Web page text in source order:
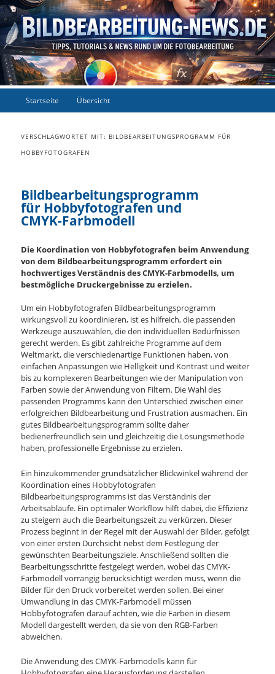
Skip to primary content
Skip to secondary content
Startseite Übersicht
VERSCHLAGWORTET MIT: BILDBEARBEITUNGSPROGRAMM FÜR
HOBBYFOTOGRAFEN
Bildbearbeitungsprogramm
für Hobbyfotografen und
CMYK-Farbmodell
Die Koordination von Hobbyfotografen beim Anwendung
von dem Bildbearbeitungsprogramm erfordert ein
hochwertiges Verständnis des CMYK-Farbmodells, um
bestmögliche Druckergebnisse zu erzielen.
Um ein Hobbyfotografen Bildbearbeitungsprogramm
wirkungsvoll zu koordinieren, ist es hilfreich, die passenden
Werkzeuge auszuwählen, die den individuellen Bedürfnissen
gerecht werden. Es gibt zahlreiche Programme auf dem
Weltmarkt, die verschiedenartige Funktionen haben, von
einfachen Anpassungen wie Helligkeit und Kontrast und weiter
bis zu komplexeren Bearbeitungen wie der Manipulation von
Farben sowie der Anwendung von Filtern. Die Wahl des
passenden Programms kann den Unterschied zwischen einer
erfolgreichen Bildbearbeitung und Frustration ausmachen. Ein
gutes Bildbearbeitungsprogramm sollte daher
bedienerfreundlich sein und gleichzeitig die Lösungsmethode
haben, professionelle Ergebnisse zu erzielen.
Ein hinzukommender grundsätzlicher Blickwinkel während der
Koordination eines Hobbyfotografen
Bildbearbeitungsprogramms ist das Verständnis der
Arbeitsabläufe. Ein optimaler Workflow hilft dabei, die Effizienz
zu steigern auch die Bearbeitungszeit zu verkürzen. Dieser
Prozess beginnt in der Regel mit der Auswahl der Bilder, gefolgt
von einer ersten Durchsicht nebst dem Festlegung der
gewünschten Bearbeitungsziele. Anschließend sollten die
Bearbeitungsschritte festgelegt werden, wobei das CMYK-
Farbmodell vorrangig berücksichtigt werden muss, wenn die
Bilder für den Druck vorbereitet werden sollen. Bei einer
Umwandlung in das CMYK-Farbmodell müssen
Hobbyfotografen darauf achten, wie die Farben in diesem
Modell dargestellt werden, da sie von den RGB-Farben
abweichen.
Die Anwendung des CMYK-Farbmodells kann für